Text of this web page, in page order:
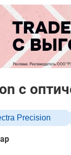
с
Precision